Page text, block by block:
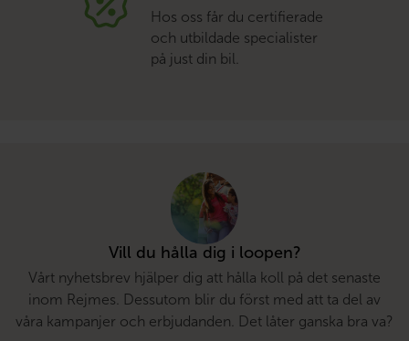
Hos oss får du certifierade
och utbildade specialister
på just din bil.
Vill du hålla dig i loopen?
Vårt nyhetsbrev hjälper dig att hålla koll på det senaste
inom Rejmes. Dessutom blir du först med att ta del av
våra kampanjer och erbjudanden. Det låter ganska bra va?